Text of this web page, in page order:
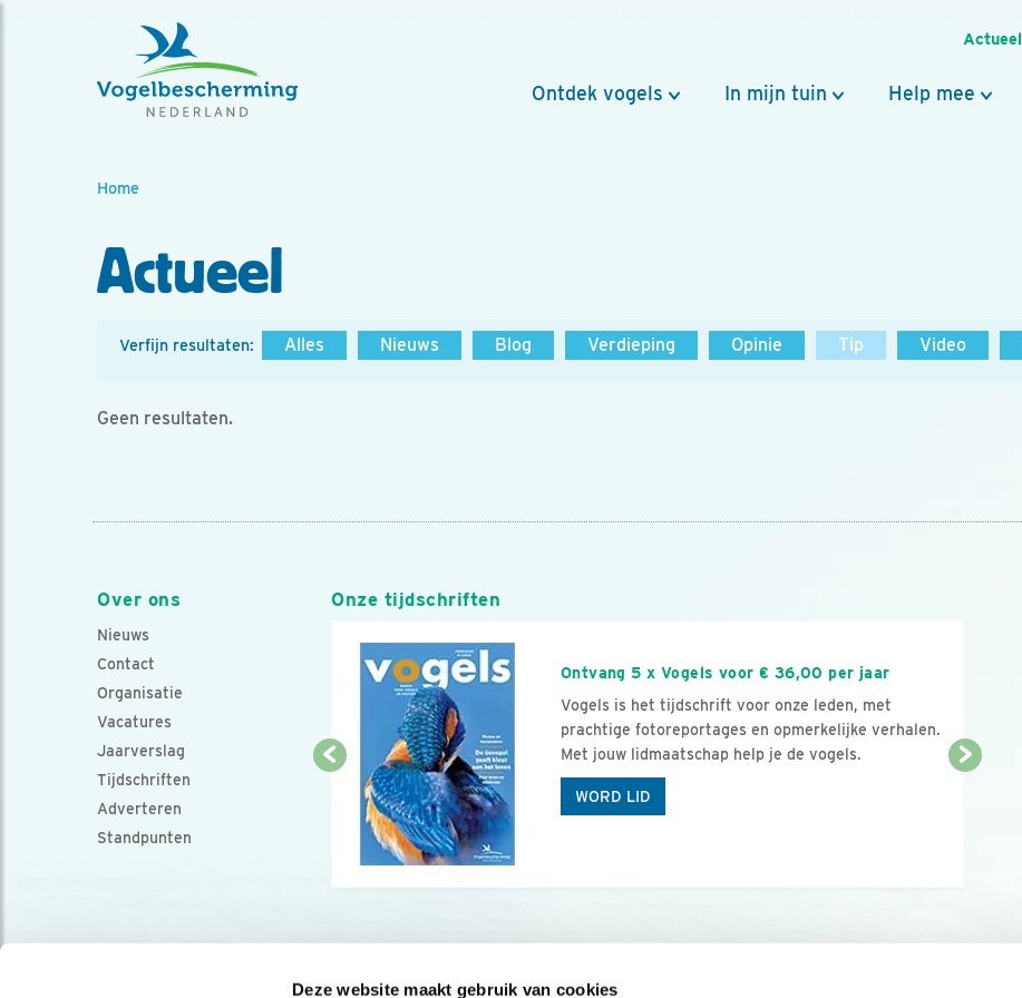
Deze website maakt gebruik van cookies
Actueel
Ontdek vogels In mijn tuin Help mee
Home
Actueel
Verfijn resultaten: Alles Nieuws Blog Verdieping Opinie Tip Video
Geen resultaten.
Over ons
Nieuws
Contact
Organisatie
Vacatures
Jaarverslag
Tijdschriften
Adverteren
Standpunten
Onze tijdschriften
Ontvang 5 x Vogels voor € 36,00 per jaar
Vogels is het tijdschrift voor onze leden, met
prachtige fotoreportages en opmerkelijke verhalen.
Met jouw lidmaatschap help je de vogels.
WORD LID